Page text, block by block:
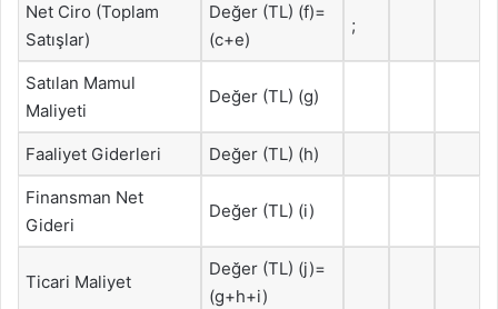
Net Ciro (Toplam
Satışlar)
Değer (TL) (f)=
(c+e)
;
Satılan Mamul
Maliyeti
Değer (TL) (g)
Faaliyet Giderleri Değer (TL) (h)
Finansman Net
Gideri
Değer (TL) (i)
Ticari Maliyet
Değer (TL) (j)=
(g+h+i)